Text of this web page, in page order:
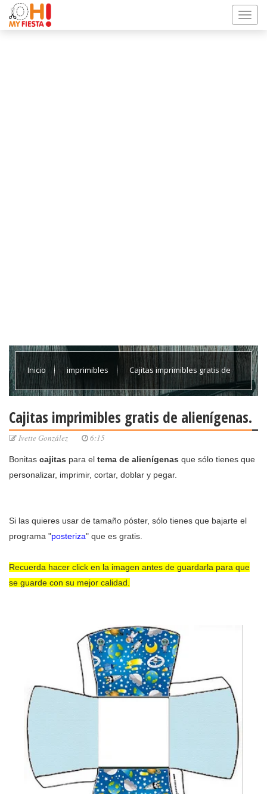
Inicio imprimibles Cajitas imprimibles gratis de
Cajitas imprimibles gratis de alienígenas.
Ivette González 6:15
Bonitas cajitas para el tema de alienígenas que sólo tienes que
personalizar, imprimir, cortar, doblar y pegar.
Si las quieres usar de tamaño póster, sólo tienes que bajarte el
programa "posteriza" que es gratis.
Recuerda hacer click en la imagen antes de guardarla para que
se guarde con su mejor calidad.